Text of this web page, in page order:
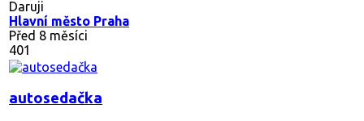
Daruji
Hlavní město Praha
Před 8 měsíci
401
autosedačka